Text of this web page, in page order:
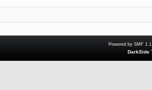
Powered by SMF
DarkSide